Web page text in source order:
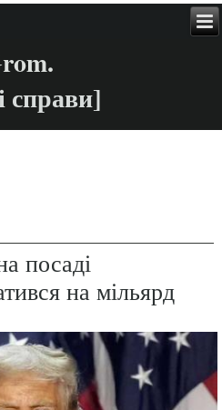
справи]
посаді
на мільярд